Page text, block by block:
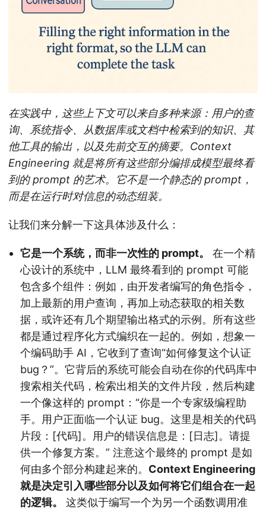
在实践中，这些上下文可以来自多种来源：用户的查
询、系统指令、从数据库或文档中检索到的知识、其
他工具的输出，以及先前交互的摘要。Context
Engineering 就是将所有这些部分编排成模型最终看
到的 prompt 的艺术。它不是一个静态的 prompt，
而是在运行时对信息的动态组装。
让我们来分解一下这具体涉及什么：
它是一个系统，而非一次性的 prompt。
在一个精
心设计的系统中，LLM 最终看到的 prompt 可能
包含多个组件：例如，由开发者编写的角色指令，
加上最新的用户查询，再加上动态获取的相关数
据，或许还有几个期望输出格式的示例。所有这些
都是通过程序化方式编织在一起的。例如，想象一
个编码助手 AI，它收到了查询“如何修复这个认证
bug？”。它背后的系统可能会自动在你的代码库中
搜索相关代码，检索出相关的文件片段，然后构建
一个像这样的 prompt：“你是一个专家级编程助
手。用户正面临一个认证 bug。这里是相关的代码
片段：[代码]。用户的错误信息是：[日志]。请提
供一个修复方案。” 注意这个最终的 prompt 是如
何由多个部分构建起来的。 Context Engineering
就是决定引入哪些部分以及如何将它们组合在一起
的逻辑。
这类似于编写一个为另一个函数调用准